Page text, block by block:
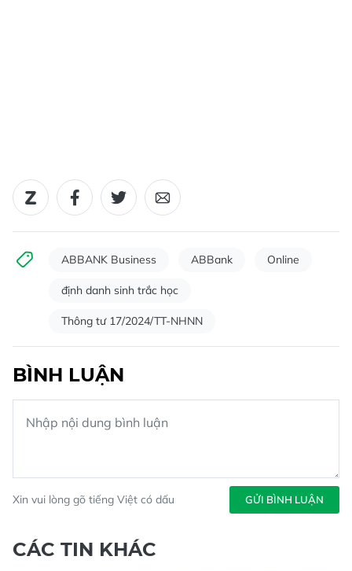
ABBANK Business ABBank Online
định danh sinh trắc học
Thông tư 17/2024/TT-NHNN
BÌNH LUẬN
Xin vui lòng gõ tiếng Việt có dấu GỬI BÌNH LUẬN
CÁC TIN KHÁC